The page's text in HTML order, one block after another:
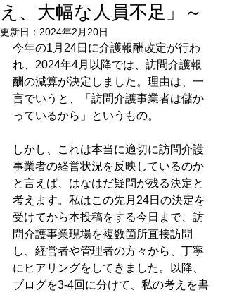
え、大幅な人員不足」～
更新日： 2024年2月20日
今年の1月24日に介護報酬改定が行わ
れ、2024年4月以降では、訪問介護報
酬の減算が決定しました。理由は、一
言でいうと、「訪問介護事業者は儲か
っているから」というもの。
しかし、これは本当に適切に訪問介護
事業者の経営状況を反映しているのか
と言えば、はなはだ疑問が残る決定と
考えます。私はこの先月24日の決定を
受けてから本投稿をする今日まで、訪
問介護事業現場を複数箇所直接訪問
し、経営者や管理者の方々から、丁寧
にヒアリングをしてきました。以降、
ブログを3-4回に分けて、私の考えを書